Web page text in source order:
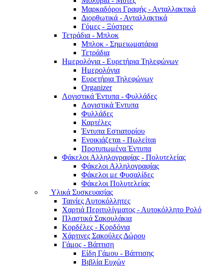
Μαρκαδόροι Γραφής - Ανταλλακτικά
Διορθωτικά - Ανταλλακτικά
Γόμες - Ξύστρες
Τετράδια - Μπλοκ
Μπλοκ - Σημειωματάρια
Τετράδια
Ημερολόγια - Ευρετήρια Τηλεφώνων
Ημερολόγια
Ευρετήρια Τηλεφώνων
Organizer
Λογιστικά Έντυπα - Φυλλάδες
Λογιστικά Έντυπα
Φυλλάδες
Καρτέλες
Έντυπα Εστιατορίου
Ενοικιάζεται - Πωλείται
Προτυπωμένα Έντυπα
Φάκελοι Αλληλογραφίας - Πολυτελείας
Φάκελοι Αλληλογραφίας
Φάκελοι με Φυσαλίδες
Φάκελοι Πολυτελείας
Υλικά Συσκευασίας
Ταινίες Αυτοκόλλητες
Χαρτιά Περιτυλίγματος - Αυτοκόλλητο Ρολό
Πλαστικά Σακουλάκια
Kορδέλες - Κορδόνια
Χάρτινες Σακούλες Δώρου
Γάμος - Βάπτιση
Είδη Γάμου - Βάπτισης
Βιβλία Ευχών